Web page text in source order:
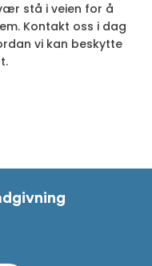
stå i veien for å
Kontakt oss i dag
vi kan beskytte